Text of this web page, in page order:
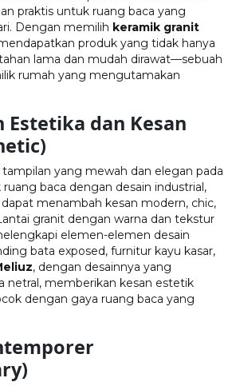
praktis untuk ruang baca yang
Dengan memilih keramik granit
produk yang tidak hanya
lama dan mudah dirawat—sebuah
rumah yang mengutamakan
Estetika dan Kesan
yang mewah dan elegan pada
baca dengan desain industrial,
menambah kesan modern, chic,
granit dengan warna dan tekstur
elemen-elemen desain
bata exposed, furnitur kayu kasar,
, dengan desainnya yang
netral, memberikan kesan estetik
dengan gaya ruang baca yang